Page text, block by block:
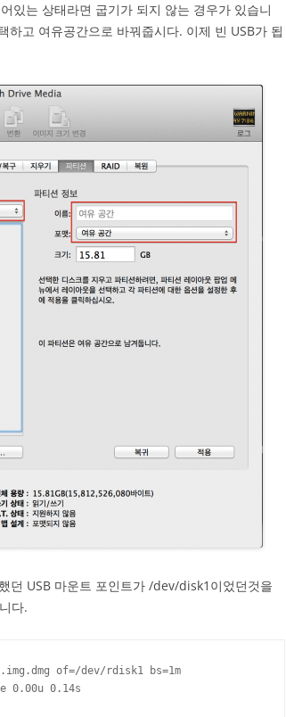
있는 상태라면 굽기가 되지 않는 경우가 있습니
고 여유공간으로 바꿔줍시다. 이제 빈 USB가 됩
던 USB 마운트 포인트가 /dev/disk1이었던것을
다.
of=/dev/rdisk1 bs=1m
0.00u 0.14s